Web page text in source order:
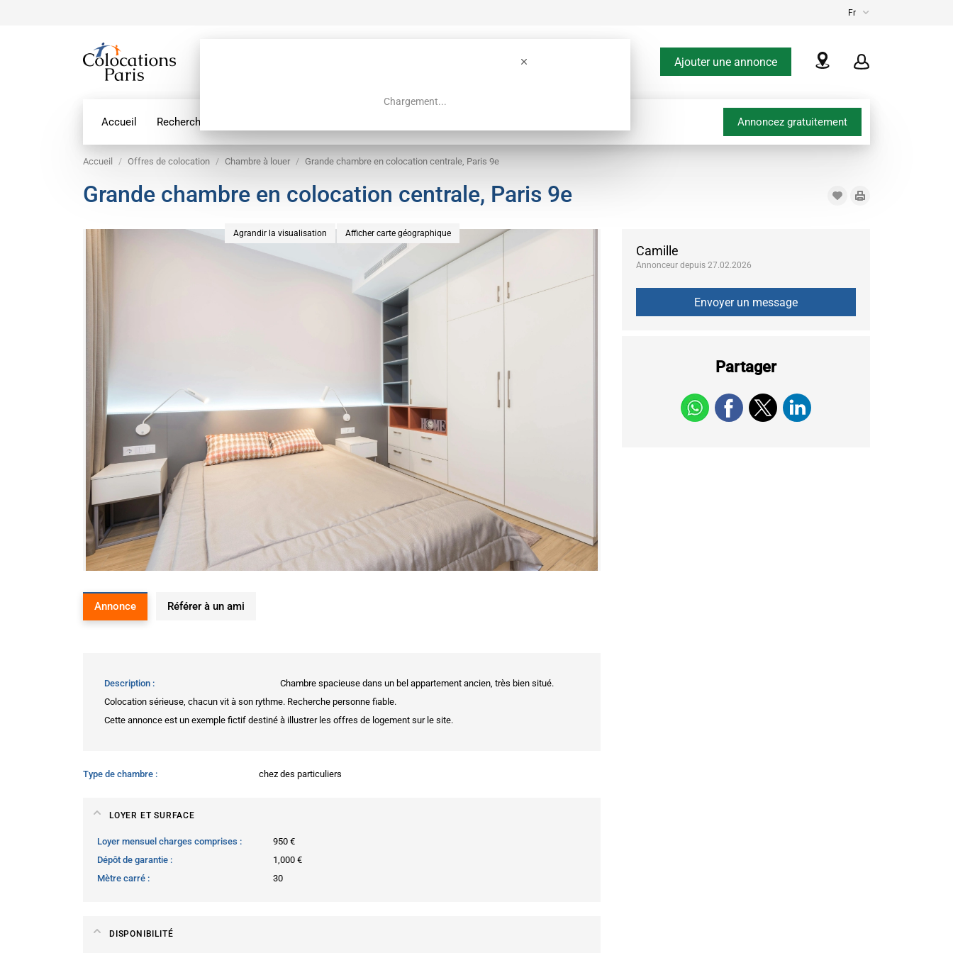
Fr
Chargement...
Ajouter une annonce
Accueil Recherche par géolocalisation Annoncez gratuitement
Accueil Offres de colocation Chambre à louer Grande chambre en colocation centrale, Paris 9e
Grande chambre en colocation centrale, Paris 9e
Camille
Annonceur depuis 27.02.2026
Partager
Agrandir la visualisation Afficher carte géographique
Annonce Référer à un ami
Description
Chambre spacieuse dans un bel appartement ancien, très bien situé.
Colocation sérieuse, chacun vit à son rythme. Recherche personne fiable.
Cette annonce est un exemple fictif destiné à illustrer les offres de logement sur le site.
Type de chambre chez des particuliers
LOYER ET SURFACE
Loyer mensuel charges comprises
950 €
Dépôt de garantie
1,000 €
Mètre carré
30
DISPONIBILITÉ